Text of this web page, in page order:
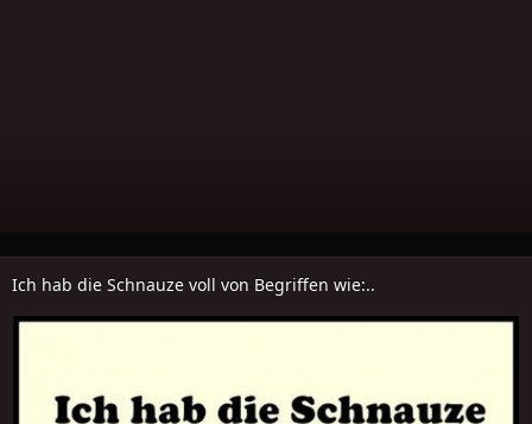
Ich hab die Schnauze voll von Begriffen wie:..